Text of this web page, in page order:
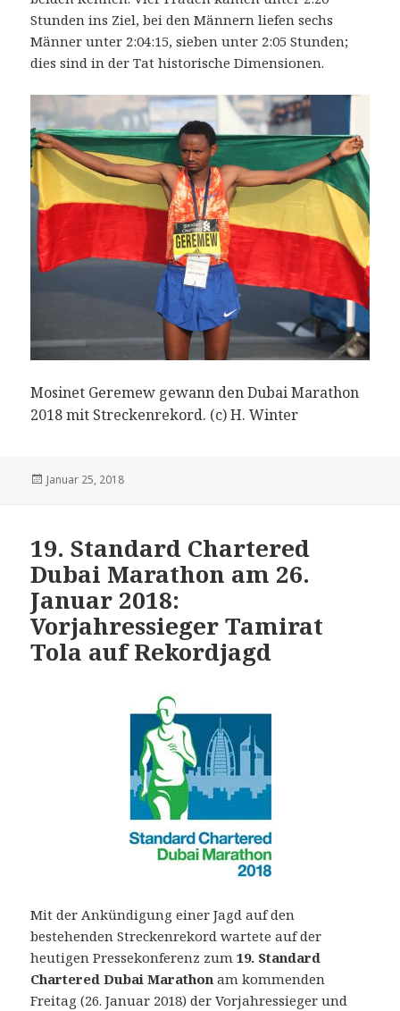
Stunden ins Ziel, bei den Männern liefen sechs
Männer unter 2:04:15, sieben unter 2:05 Stunden;
dies sind in der Tat historische Dimensionen.
Mosinet Geremew gewann den Dubai Marathon
2018 mit Streckenrekord. (c) H. Winter
Veröffentlicht
Januar 25, 2018
19. Standard Chartered
Dubai Marathon am 26.
Januar 2018:
Vorjahressieger Tamirat
Tola auf Rekordjagd
Mit der Ankündigung einer Jagd auf den
bestehenden Streckenrekord wartete auf der
heutigen Pressekonferenz zum19. Standard
Chartered Dubai Marathon am kommenden
Freitag (26. Januar 2018) der Vorjahressieger und